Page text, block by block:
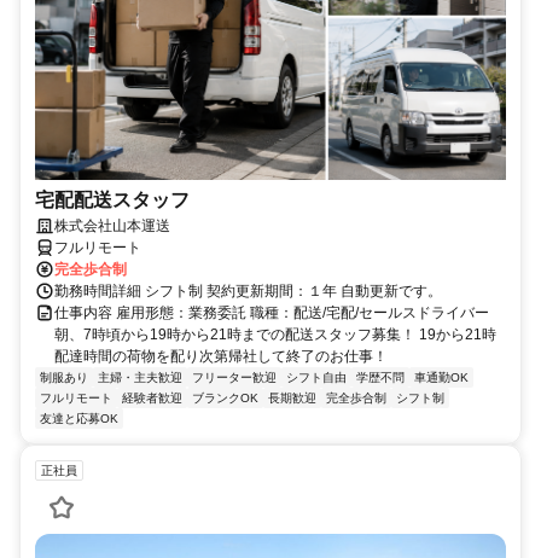
宅配配送スタッフ
株式会社山本運送
フルリモート
完全歩合制
勤務時間詳細 シフト制 契約更新期間：１年 自動更新です。
仕事内容 雇用形態：業務委託 職種：配送/宅配/セールスドライバー
朝、7時頃から19時から21時までの配送スタッフ募集！ 19から21時
配達時間の荷物を配り次第帰社して終了のお仕事！
制服あり 主婦・主夫歓迎 フリーター歓迎 シフト自由 学歴不問
車通勤OK
フルリモート
経験者歓迎 ブランクOK 長期歓迎 完全歩合制
シフト制
友達と応募OK
正社員